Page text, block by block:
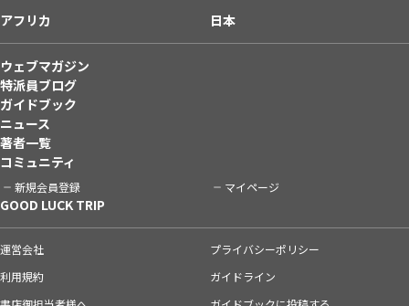
アフリカ
日本
ウェブマガジン
特派員ブログ
ガイドブック
ニュース
著者一覧
コミュニティ
新規会員登録 マイページ
GOOD LUCK TRIP
運営会社
プライバシーポリシー
利用規約
ガイドライン